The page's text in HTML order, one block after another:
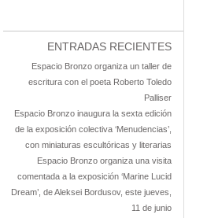
ENTRADAS RECIENTES
Espacio Bronzo organiza un taller de
escritura con el poeta Roberto Toledo
Palliser
Espacio Bronzo inaugura la sexta edición
de la exposición colectiva ‘Menudencias’,
con miniaturas escultóricas y literarias
Espacio Bronzo organiza una visita
comentada a la exposición ‘Marine Lucid
Dream’, de Aleksei Bordusov, este jueves,
11 de junio